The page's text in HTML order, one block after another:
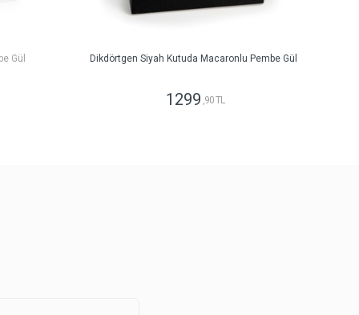
Gül Dikdörtgen Siyah Kutuda Macaronlu Pembe Gül
1299 ,90 TL